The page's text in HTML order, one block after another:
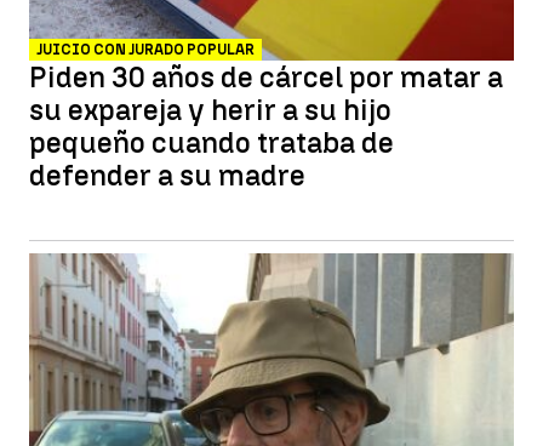
JUICIO CON JURADO POPULAR
Piden 30 años de cárcel por matar a
su expareja y herir a su hijo
pequeño cuando trataba de
defender a su madre